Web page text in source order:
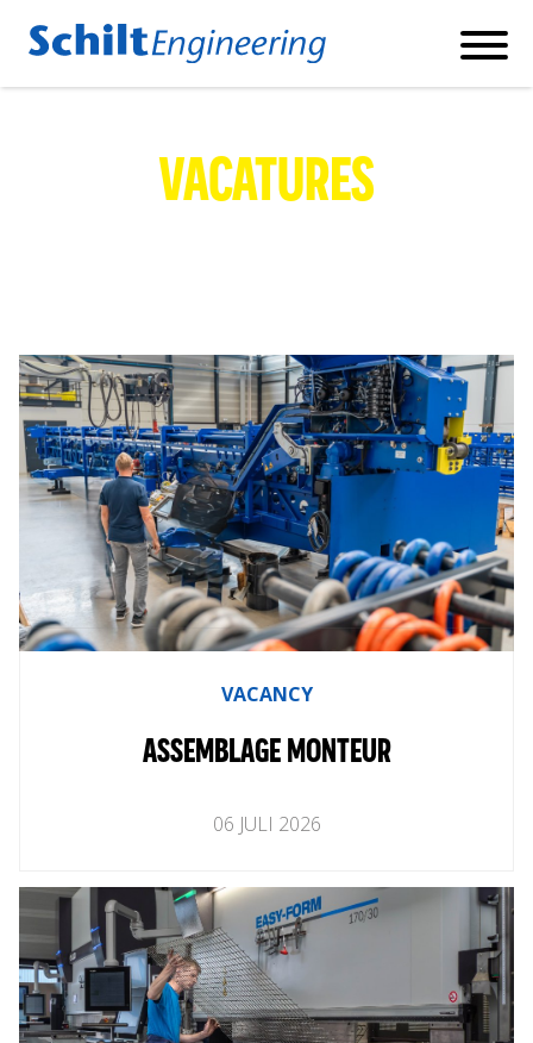
Products
REBAR CUT AND BEND MACHINES
REBAR SHEARLINES
REBAR DOUBLE BENDER
PILE CAGE WELDING MACHINES
FACTORY AUTOMATION
VACATURES
VACANCY
ASSEMBLAGE MONTEUR
06 JULI 2026